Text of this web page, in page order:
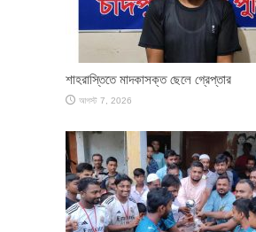
শাহরাস্তিতে মাদকাসক্ত ছেলে গ্রেপ্তার
আগস্ট 7, 2026